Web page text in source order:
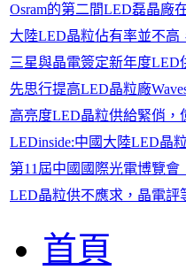
Osram的第二間LED磊晶廠
大陸LED晶粒佔有率並不高
三星與晶電簽定新年度LED
先思行提高LED晶粒廠
高亮度LED晶粒供給緊俏
LEDinside:中國大陸LED晶
第11屆中國國際光電博覽會
LED晶粒供不應求，晶電評
首頁